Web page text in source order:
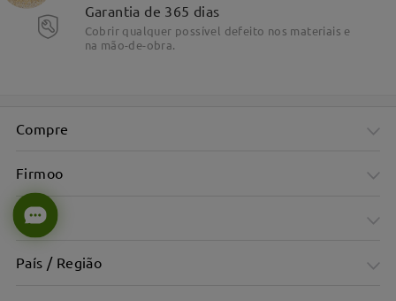
Garantia de 365 dias
Cobrir qualquer possível defeito nos materiais e
na mão-de-obra.
Compre
Firmoo
Ajuda
País / Região